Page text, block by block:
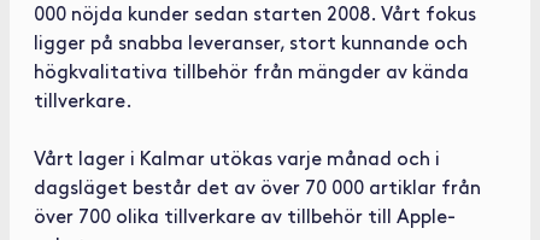
000 nöjda kunder sedan starten 2008. Vårt fokus
ligger på snabba leveranser, stort kunnande och
högkvalitativa tillbehör från mängder av kända
tillverkare.
Vårt lager i Kalmar utökas varje månad och i
dagsläget består det av över 70 000 artiklar från
över 700 olika tillverkare av tillbehör till Apple-